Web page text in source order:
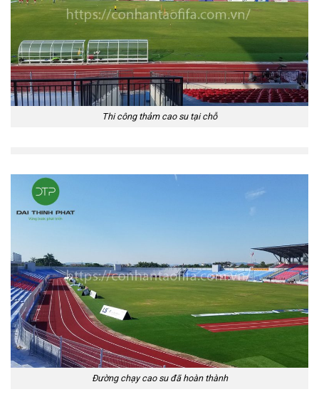
Thi công thảm cao su tại chỗ
Đường chạy cao su đã hoàn thành